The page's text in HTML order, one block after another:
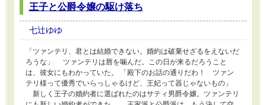
王子と公爵令嬢の駆け落ち
七辻ゆゆ
「ツァンテリ、君とは結婚できない。婚約は破棄せざるをえないだ
ろうな」 ツァンテリは唇を噛んだ。この日が来るだろうこと
は、彼女にもわかっていた。 「殿下のお話の通りだわ！ ツァン
テリ様って優秀でいらっしゃるけど、王妃って器じゃないもの」
新しく王子の婚約者に選ばれたのはサティ男爵令嬢。ツァンテリ